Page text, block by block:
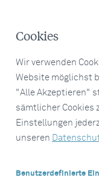
Cookies
Wir verwenden
Website möglichst
"Alle Akzeptieren"
sämtlicher Cookies
Einstellungen
unseren
Benutzerdefinierte